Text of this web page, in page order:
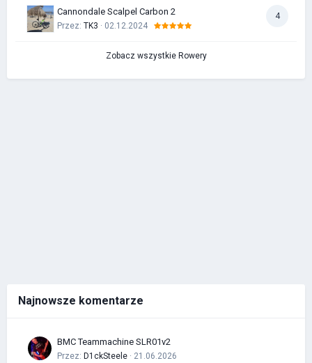
4
Cannondale Scalpel Carbon 2
Przez: TK3 · 02.12.2024
Zobacz wszystkie Rowery
Najnowsze komentarze
BMC Teammachine SLR01v2
Przez: D1ckSteele · 21.06.2026